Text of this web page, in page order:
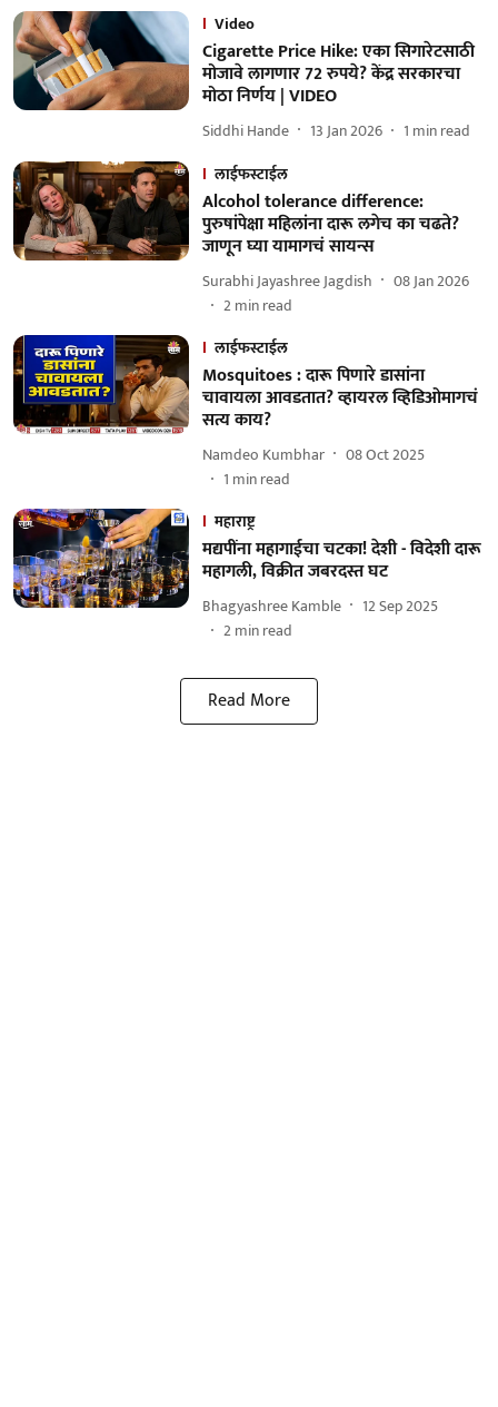
Video
Cigarette Price Hike: एका सिगारेटसाठी
मोजावे लागणार 72 रुपये? केंद्र सरकारचा
मोठा निर्णय | VIDEO
Siddhi Hande 13 Jan 2026 1 min read
लाईफस्टाईल
Alcohol tolerance difference:
पुरुषांपेक्षा महिलांना दारू लगेच का चढते?
जाणून घ्या यामागचं सायन्स
Surabhi Jayashree Jagdish
08 Jan 2026
2min read
लाईफस्टाईल
Mosquitoes : दारू पिणारे डासांना
चावायला आवडतात? व्हायरल व्हिडिओमागचं
सत्य काय?
Namdeo Kumbhar
08 Oct 2025
1 min read
महाराष्ट्र
मद्यपींना महागाईचा चटका! देशी - विदेशी दारू
महागली, विक्रीत जबरदस्त घट
Bhagyashree Kamble
12 Sep 2025
2min read
Read More